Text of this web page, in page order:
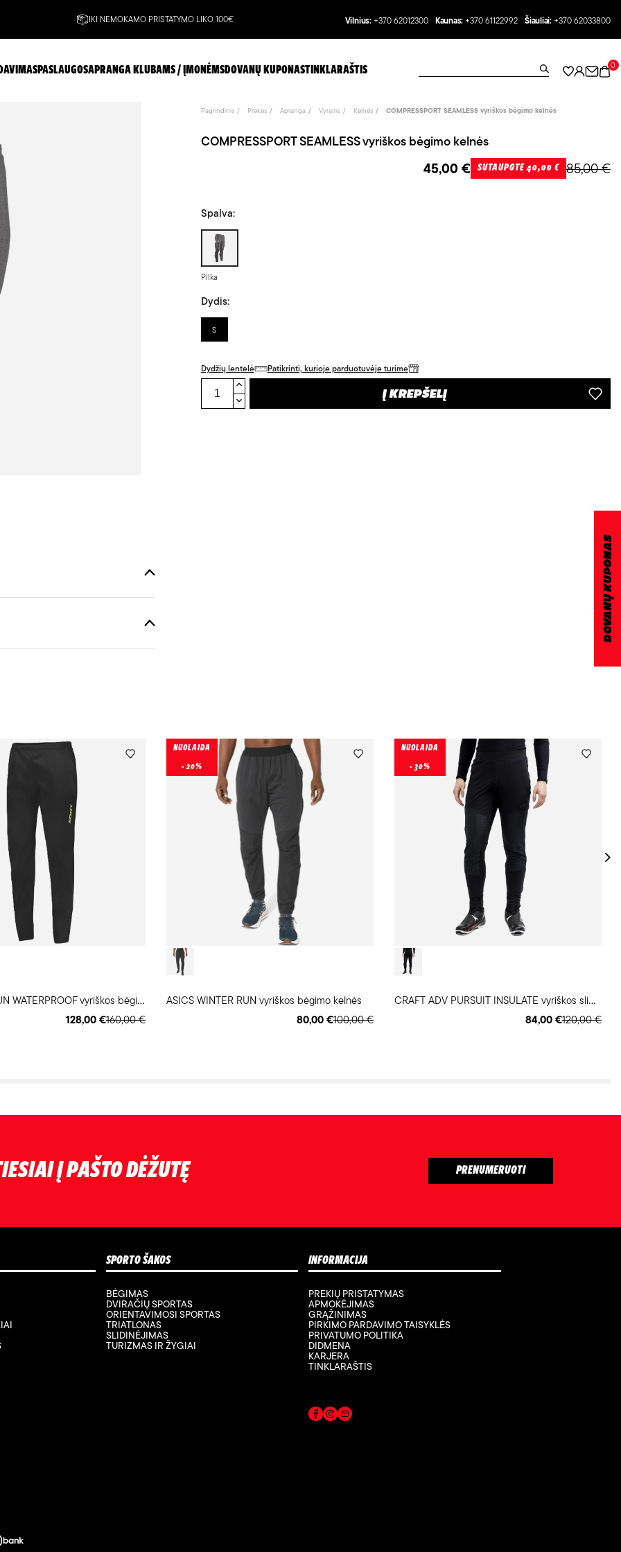
IKI NEMOKAMO PRISTATYMO LIKO 100€ Vilnius: +370 62012300 Kaunas: +370 61122992 Šiauliai: +370 62033800
PASLAUGOSAPRANGA KLUBAMS / ĮMONĖMSDOVANŲ KUPONASTINKLARAŠTIS 0
Pagrindinis Prekės Apranga Vyrams Kelnės COMPRESSPORT SEAMLESS vyriškos bėgimo kelnės
COMPRESSPORT SEAMLESS vyriškos bėgimo kelnės
85,00 €
45,00 € SUTAUPOTE 40,00 €
Spalva:
Pilka
Dydis:
S
Dydžių lentelė Patikrinti, kurioje parduotuvėje turime
Į KREPŠELĮ
S
COTT RC RUN WATERPROOF vyriškos bėgimo kelnės
160,00 €
128,00 €
ASICS WINTER RUN vyriškos bėgimo kelnės
100,00 €
80,00 €
NUOLAIDA
- 20%
C
RAFT ADV PURSUIT INSULATE vyriškos slidinėjimo kelnės
120,00 €
84,00 €
NUOLAIDA
- 30%
Į PAŠTO DĖŽUTĘ
DOVANŲ KUPONAS
SPORTO ŠAKOS
BĖGIMAS
DVIRAČIŲ SPORTAS
ORIENTAVIMOSI SPORTAS
TRIATLONAS
SLIDINĖJIMAS
TURIZMAS IR ŽYGIAI
INFORMACIJA
PREKIŲ PRISTATYMAS
APMOKĖJIMAS
GRĄŽINIMAS
PIRKIMO PARDAVIMO TAISYKLĖS
PRIVATUMO POLITIKA
DIDMENA
KARJERA
TINKLARAŠTIS